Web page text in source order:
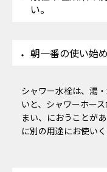
い。
朝一番の使い始
シャワー水栓は、湯
いと、シャワーホー
まい、におうことが
に別の用途にお使いく